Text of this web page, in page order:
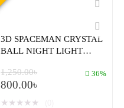
3D SPACEMAN CRYSTAL
BALL NIGHT LIGHT
1,250.00৳
800.00৳
36%
★ ★ ★ ★ ★